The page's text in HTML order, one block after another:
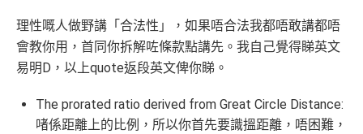
理性嘅人做野講「合法性」，如果唔合法我都唔敢講都唔
會教你用，首同你拆解咗條款點講先。我自己覺得睇英文
易明D，以上quote返段英文俾你睇。
The prorated ratio derived from Great Circle Distance:
啫係距離上的比例，所以你首先要識搵距離，唔困難，